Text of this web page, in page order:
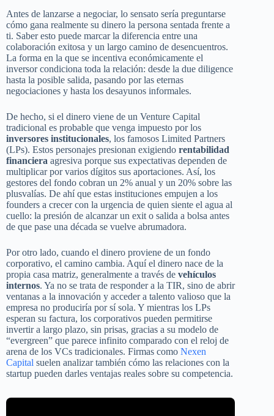
Antes de lanzarse a negociar, lo sensato sería preguntarse
cómo gana realmente su dinero la persona sentada frente a
ti. Saber esto puede marcar la diferencia entre una
colaboración exitosa y un largo camino de desencuentros.
La forma en la que se incentiva económicamente el
inversor condiciona toda la relación: desde la due diligence
hasta la posible salida, pasando por las eternas
negociaciones y hasta los desayunos informales.
De hecho, si el dinero viene de un Venture Capital
tradicional es probable que venga impuesto por los
inversores institucionales, los famosos Limited Partners
(LPs). Estos personajes presionan exigiendo rentabilidad
financiera agresiva porque sus expectativas dependen de
multiplicar por varios dígitos sus aportaciones. Así, los
gestores del fondo cobran un 2% anual y un 20% sobre las
plusvalías. De ahí que estas instituciones empujen a los
founders a crecer con la urgencia de quien siente el agua al
cuello: la presión de alcanzar un exit o salida a bolsa antes
de que pase una década se vuelve abrumadora.
Por otro lado, cuando el dinero proviene de un fondo
corporativo, el camino cambia. Aquí el dinero nace de la
propia casa matriz, generalmente a través de vehículos
internos. Ya no se trata de responder a la TIR, sino de abrir
ventanas a la innovación y acceder a talento valioso que la
empresa no produciría por sí sola. Y mientras los LPs
esperan su factura, los corporativos pueden permitirse
invertir a largo plazo, sin prisas, gracias a su modelo de
“evergreen” que parece infinito comparado con el reloj de
arena de los VCs tradicionales. Firmas como Nexen
Capital suelen analizar también cómo las relaciones con la
startup pueden darles ventajas reales sobre su competencia.